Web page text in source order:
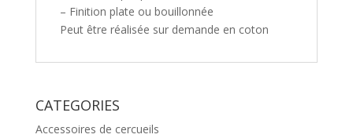
– Finition plate ou bouillonnée
Peut être réalisée sur demande en coton
CATEGORIES
Accessoires de cercueils